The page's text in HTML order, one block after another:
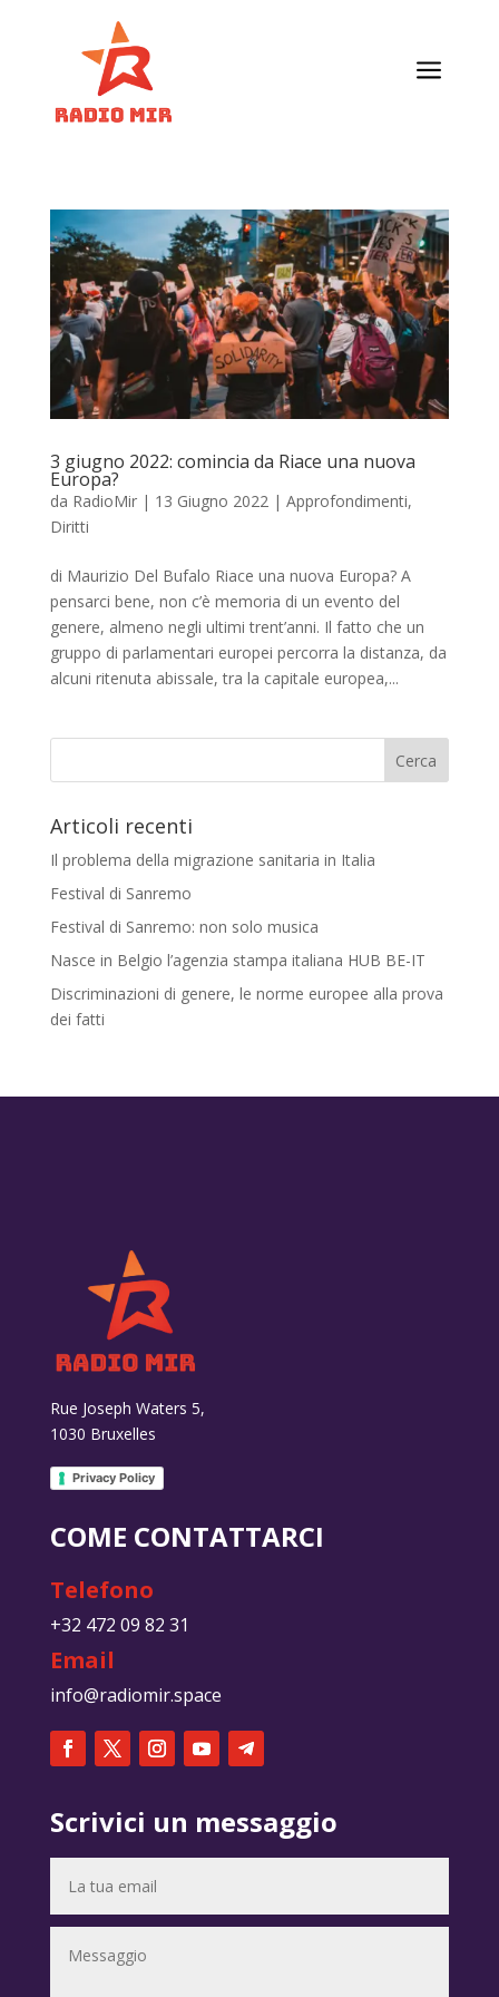
a
3 giugno 2022: comincia da Riace una nuova
Europa?
da RadioMir| 13 Giugno 2022| Approfondimenti,
Diritti
di Maurizio Del Bufalo Riace una nuova Europa? A
pensarci bene, non c’è memoria di un evento del
genere, almeno negli ultimi trent’anni. Il fatto che un
gruppo di parlamentari europei percorra la distanza, da
alcuni ritenuta abissale, tra la capitale europea,...
Articoli recenti
Il problema della migrazione sanitaria in Italia
Festival di Sanremo
Festival di Sanremo: non solo musica
Nasce in Belgio l’agenzia stampa italiana HUB BE-IT
Discriminazioni di genere, le norme europee alla prova
dei fatti
Rue Joseph Waters 5,
1030 Bruxelles
Privacy Policy
COME CONTATTARCI
Telefono
+32 472 09 82 31
Email
info@radiomir.space
Scrivici un messaggio